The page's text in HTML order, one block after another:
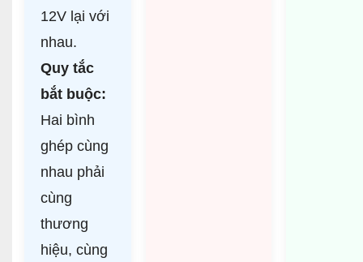
12V lại với
nhau.
Quy tắc
bắt buộc:
Hai bình
ghép cùng
nhau phải
cùng
thương
hiệu, cùng